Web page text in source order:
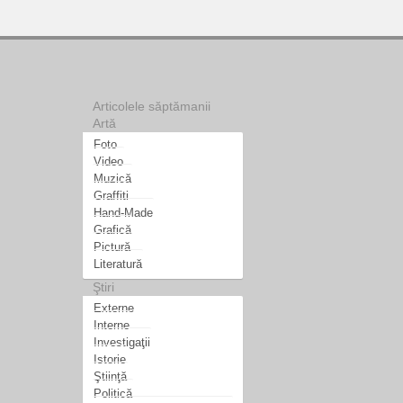
Articolele săptămanii
Artă
Foto
Video
Muzică
Graffiti
Hand-Made
Grafică
Pictură
Literatură
Ştiri
Externe
Interne
Investigaţii
Istorie
Ştiinţă
Politică